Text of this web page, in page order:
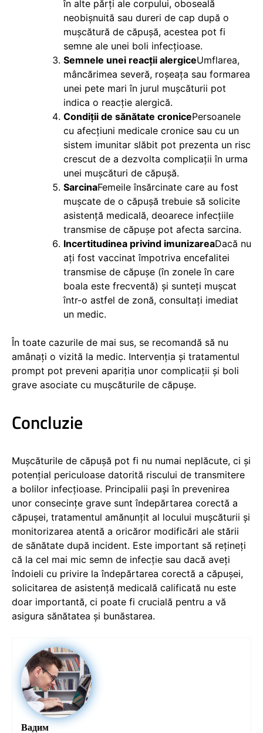
în alte părți ale corpului, oboseală
neobișnuită sau dureri de cap după o
mușcătură de căpușă, acestea pot fi
semne ale unei boli infecțioase.
Semnele unei reacții alergiceUmflarea,
mâncărimea severă, roșeața sau formarea
unei pete mari în jurul mușcăturii pot
indica o reacție alergică.
Condiții de sănătate cronicePersoanele
cu afecțiuni medicale cronice sau cu un
sistem imunitar slăbit pot prezenta un risc
crescut de a dezvolta complicații în urma
unei mușcături de căpușă.
SarcinaFemeile însărcinate care au fost
mușcate de o căpușă trebuie să solicite
asistență medicală, deoarece infecțiile
transmise de căpușe pot afecta sarcina.
Incertitudinea privind imunizareaDacă nu
ați fost vaccinat împotriva encefalitei
transmise de căpușe (în zonele în care
boala este frecventă) și sunteți mușcat
într-o astfel de zonă, consultați imediat
un medic.
În toate cazurile de mai sus, se recomandă să nu
amânați o vizită la medic. Intervenția și tratamentul
prompt pot preveni apariția unor complicații și boli
grave asociate cu mușcăturile de căpușe.
Concluzie
Mușcăturile de căpușă pot fi nu numai neplăcute, ci și
potențial periculoase datorită riscului de transmitere
a bolilor infecțioase. Principalii pași în prevenirea
unor consecințe grave sunt îndepărtarea corectă a
căpușei, tratamentul amănunțit al locului mușcăturii și
monitorizarea atentă a oricăror modificări ale stării
de sănătate după incident. Este important să rețineți
că la cel mai mic semn de infecție sau dacă aveți
îndoieli cu privire la îndepărtarea corectă a căpușei,
solicitarea de asistență medicală calificată nu este
doar importantă, ci poate fi crucială pentru a vă
asigura sănătatea și bunăstarea.
Вадим